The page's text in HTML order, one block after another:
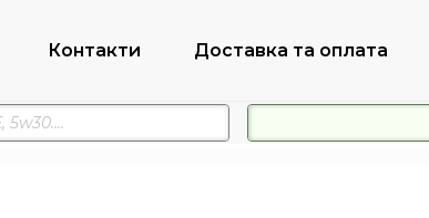
Контакти Доставка та оплата